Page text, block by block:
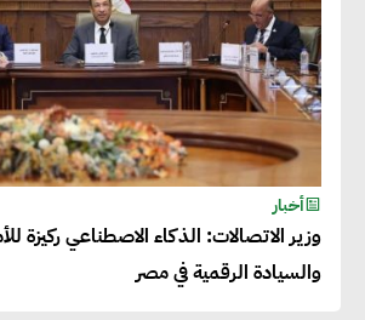
أخبار
وزير الاتصالات: الذكاء الاصطناعي ركيزة
والسيادة الرقمية في مصر